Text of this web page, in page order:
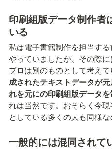
印刷組版データ制作者
いる
私は電子書籍制作を担当す
やっていましたが、その際
プロは別のものとして考えて
成されたテキストデータが
れを元にの印刷組版データ
れは当然です。おそらく今
としている多くの人も同様な
一般的には混同されて